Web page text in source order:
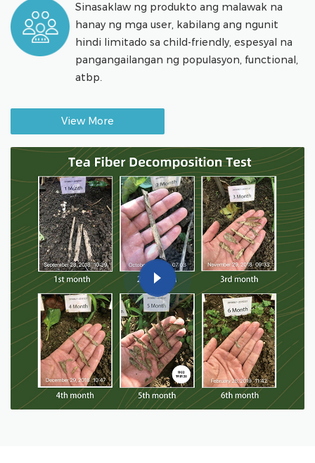
Sinasaklaw ng produkto ang malawak na
hanay ng mga user, kabilang ang ngunit
hindi limitado sa child-friendly, espesyal na
pangangailangan ng populasyon, functional,
atbp.
View More